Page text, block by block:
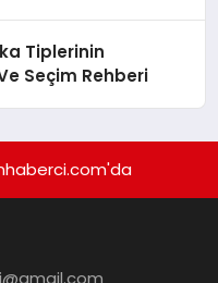
Tiplerinin
Seçim Rehberi